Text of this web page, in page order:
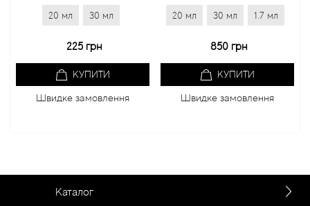
20 мл 30 мл
225 грн
КУПИТИ
Швидке замовлення
20 мл 30 мл 1.7 мл
850 грн
КУПИТИ
Швидке замовлення
Каталог